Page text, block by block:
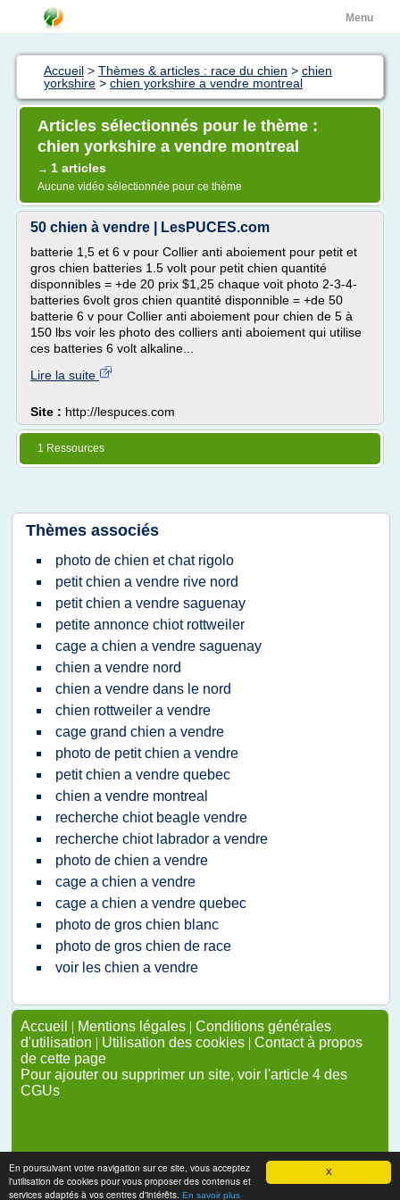
X
En poursuivant votre navigation sur ce site, vous acceptez
l'utilisation de cookies pour vous proposer des contenus et
services adaptés à vos centres d'intérêts. En savoir plus
Menu
Accueil > Thèmes & articles : race du chien > chien
yorkshire > chien yorkshire a vendre montreal
Articles sélectionnés pour le thème :
chien yorkshire a vendre montreal
→ 1 articles
Aucune vidéo sélectionnée pour ce thème
50 chien à vendre | LesPUCES.com
batterie 1,5 et 6 v pour Collier anti aboiement pour petit et
gros chien batteries 1.5 volt pour petit chien quantité
disponnibles = +de 20 prix $1,25 chaque voit photo 2-3-4-
batteries 6volt gros chien quantité disponnible = +de 50
batterie 6 v pour Collier anti aboiement pour chien de 5 à
150 lbs voir les photo des colliers anti aboiement qui utilise
ces batteries 6 volt alkaline...
Lire la suite
Site : http://lespuces.com
1 Ressources
Thèmes associés
photo de chien et chat rigolo
petit chien a vendre rive nord
petit chien a vendre saguenay
petite annonce chiot rottweiler
cage a chien a vendre saguenay
chien a vendre nord
chien a vendre dans le nord
chien rottweiler a vendre
cage grand chien a vendre
photo de petit chien a vendre
petit chien a vendre quebec
chien a vendre montreal
recherche chiot beagle vendre
recherche chiot labrador a vendre
photo de chien a vendre
cage a chien a vendre
cage a chien a vendre quebec
photo de gros chien blanc
photo de gros chien de race
voir les chien a vendre
Accueil | Mentions légales | Conditions générales
d'utilisation | Utilisation des cookies | Contact à propos
de cette page
Pour ajouter ou supprimer un site, voir l'article 4 des
CGUs